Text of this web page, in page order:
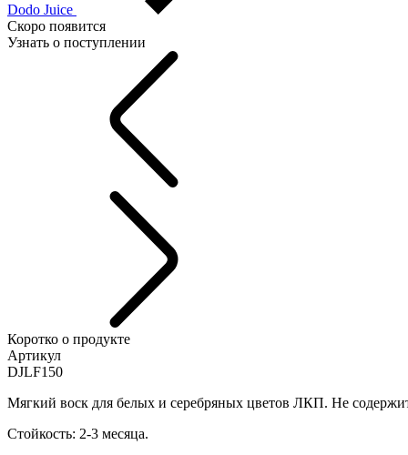
Dodo Juice
Скоро появится
Узнать о поступлении
Коротко о продукте
Артикул
DJLF150
Мягкий воск для белых и серебряных цветов ЛКП. Не
Стойкость: 2-3 месяца.